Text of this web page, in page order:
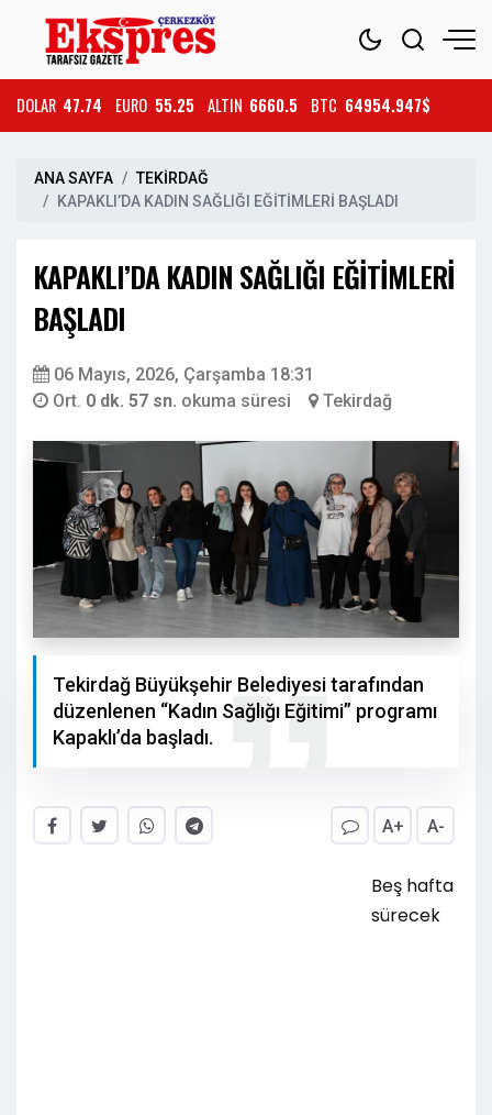
DOLAR 47.74 EURO 55.25 ALTIN 6660.5 BTC 64954.947$
ANA SAYFA
TEKİRDAĞ
KAPAKLI’DA KADIN SAĞLIĞI EĞİTİMLERİ BAŞLADI
KAPAKLI’DA KADIN SAĞLIĞI EĞİTİMLERİ
BAŞLADI
06 Mayıs, 2026, Çarşamba 18:31
Ort. 0 dk. 57 sn. okuma süresi Tekirdağ
Tekirdağ Büyükşehir Belediyesi tarafından
düzenlenen “Kadın Sağlığı Eğitimi” programı
Kapaklı’da başladı.
A+ A-
Beş hafta
sürecek